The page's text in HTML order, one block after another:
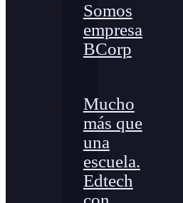
Somos
empresa
BCorp
Mucho
más que
una
escuela.
Edtech